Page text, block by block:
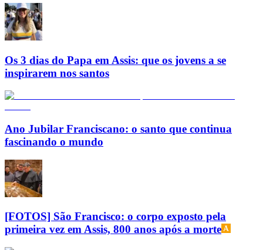
Os 3 dias do Papa em Assis: que os jovens a se
inspirarem nos santos
Ano Jubilar Franciscano: o santo que continua
fascinando o mundo
[FOTOS] São Francisco: o corpo exposto pela
primeira vez em Assis, 800 anos após a morte